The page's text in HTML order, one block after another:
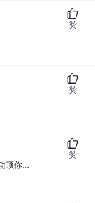
赞
赞
顶你...
赞